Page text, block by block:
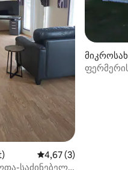
საშუალო შეფასებაა
4,67 (3)
საძინებელი